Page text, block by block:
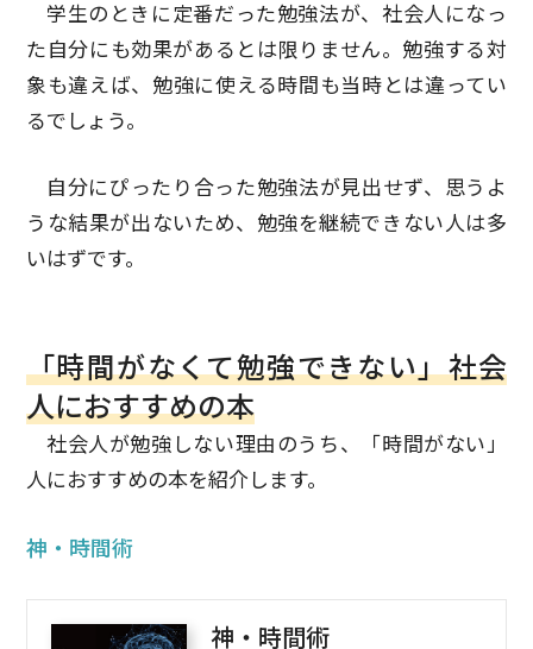
学生のときに定番だった勉強法が、社会人になっ
た自分にも効果があるとは限りません。勉強する対
象も違えば、勉強に使える時間も当時とは違ってい
るでしょう。
自分にぴったり合った勉強法が見出せず、思うよ
うな結果が出ないため、勉強を継続できない人は多
いはずです。
「時間がなくて勉強できない」社会
人におすすめの本
社会人が勉強しない理由のうち、「時間がない」
人におすすめの本を紹介します。
神・時間術
神・時間術